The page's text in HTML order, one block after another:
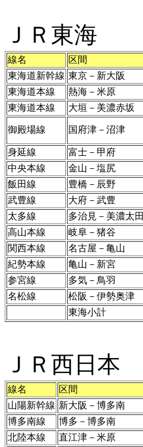
ＪＲ東海
線名 区間
東海道新幹線 東京－新大阪
東海道本線
熱海－米原
東海道本線
大垣－美濃赤坂
御殿場線 国府津－沼津
身延線
富士－甲府
中央本線
金山－塩尻
飯田線
豊橋－辰野
武豊線
大府－武豊
太多線
多治見－美濃太田
高山本線
岐阜－猪谷
関西本線
名古屋－亀山
紀勢本線
亀山－新宮
参宮線
多気－鳥羽
名松線
松阪－伊勢奥津
東海小計
ＪＲ西日本
線名 区間
山陽新幹線 新大阪－博多南
博多南線
博多－博多南
北陸本線
直江津－米原